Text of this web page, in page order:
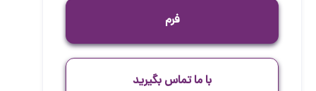
فرم
با ما تماس بگیرید